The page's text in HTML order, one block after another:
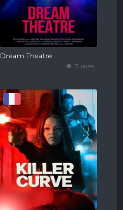
7 vues
Dream Theatre